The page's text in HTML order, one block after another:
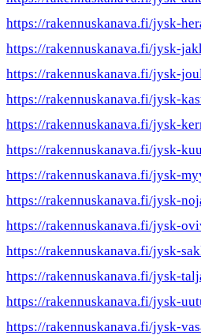
https://rakennuskanava.fi/jysk-
https://rakennuskanava.fi/jysk-
https://rakennuskanava.fi/jysk-
https://rakennuskanava.fi/jysk-
https://rakennuskanava.fi/jysk-
https://rakennuskanava.fi/jysk-
https://rakennuskanava.fi/jysk-
https://rakennuskanava.fi/jysk-
https://rakennuskanava.fi/jysk-
https://rakennuskanava.fi/jysk-
https://rakennuskanava.fi/jysk-
https://rakennuskanava.fi/jysk-
https://rakennuskanava.fi/jysk-